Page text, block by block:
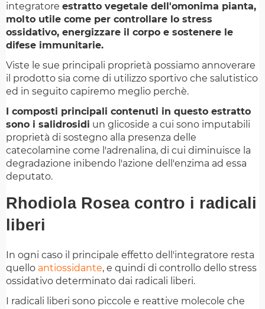
integratore estratto vegetale dell'omonima pianta,
molto utile come per controllare lo stress
ossidativo, energizzare il corpo e sostenere le
difese immunitarie.
Viste le sue principali proprietà possiamo annoverare
il prodotto sia come di utilizzo sportivo che salutistico
ed in seguito capiremo meglio perchè.
I composti principali contenuti in questo estratto
sono i salidrosidi un glicoside a cui sono imputabili
proprietà di sostegno alla presenza delle
catecolamine come l'adrenalina, di cui diminuisce la
degradazione inibendo l'azione dell'enzima ad essa
deputato.
Rhodiola Rosea contro i radicali
liberi
In ogni caso il principale effetto dell'integratore resta
quello antiossidante, e quindi di controllo dello stress
ossidativo determinato dai radicali liberi.
I radicali liberi sono piccole e reattive molecole che